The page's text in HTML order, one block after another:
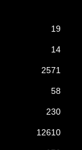
19
14
2571
58
230
12610